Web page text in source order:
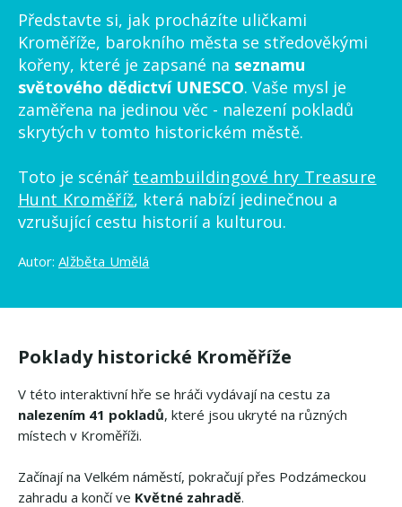
Představte si, jak procházíte uličkami
Kroměříže, barokního města se středověkými
kořeny, které je zapsané na seznamu
světového dědictví UNESCO. Vaše mysl je
zaměřena na jedinou věc - nalezení pokladů
skrytých v tomto historickém městě.
Toto je scénář teambuildingové hry Treasure
Hunt Kroměříž, která nabízí jedinečnou a
vzrušující cestu historií a kulturou.
Autor: Alžběta Umělá
Poklady historické Kroměříže
V této interaktivní hře se hráči vydávají na cestu za
nalezením 41 pokladů, které jsou ukryté na různých
místech v Kroměříži.
Začínají na Velkém náměstí, pokračují přes Podzámeckou
zahradu a končí ve Květné zahradě.